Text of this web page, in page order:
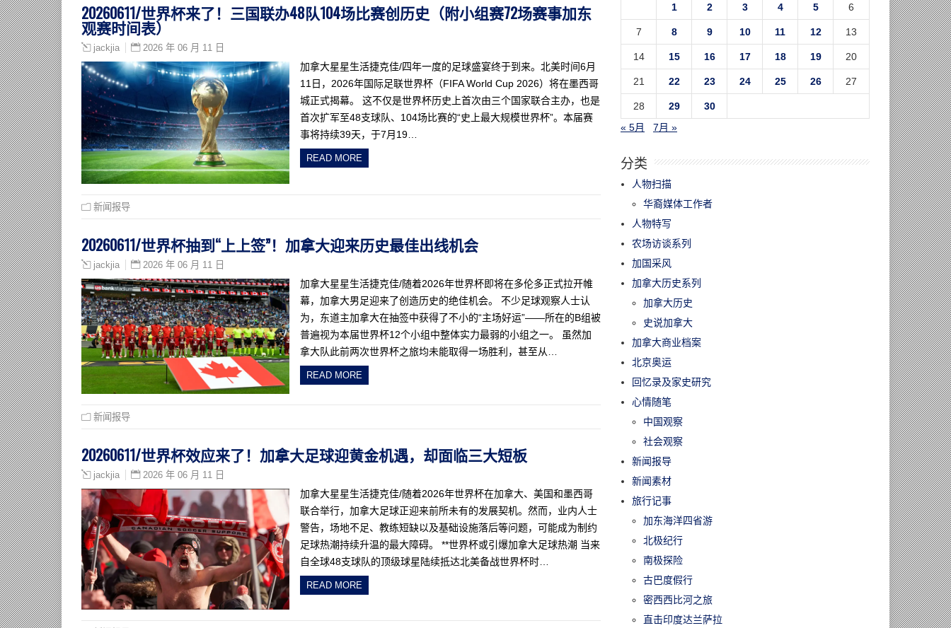
20260611/世界杯来了！三国联办48队104场比赛创历史（附小组赛72场赛事加东
观赛时间表）
jackjia 2026 年 06 月 11 日
加拿大星星生活捷克佳/四年一度的足球盛宴终于到来。北美时间6月
11日，2026年国际足联世界杯（FIFA World Cup 2026）将在墨西哥
城正式揭幕。 这不仅是世界杯历史上首次由三个国家联合主办，也是
首次扩军至48支球队、104场比赛的“史上最大规模世界杯”。本届赛
事将持续39天，于7月19…
READ MORE
新闻报导
20260611/世界杯抽到“上上签”！加拿大迎来历史最佳出线机会
jackjia 2026 年 06 月 11 日
加拿大星星生活捷克佳/随着2026年世界杯即将在多伦多正式拉开帷
幕，加拿大男足迎来了创造历史的绝佳机会。 不少足球观察人士认
为，东道主加拿大在抽签中获得了不小的“主场好运”——所在的B组被
普遍视为本届世界杯12个小组中整体实力最弱的小组之一。 虽然加
拿大队此前两次世界杯之旅均未能取得一场胜利，甚至从…
READ MORE
新闻报导
20260611/世界杯效应来了！加拿大足球迎黄金机遇，却面临三大短板
jackjia 2026 年 06 月 11 日
加拿大星星生活捷克佳/随着2026年世界杯在加拿大、美国和墨西哥
联合举行，加拿大足球正迎来前所未有的发展契机。然而，业内人士
警告，场地不足、教练短缺以及基础设施落后等问题，可能成为制约
足球热潮持续升温的最大障碍。 **世界杯或引爆加拿大足球热潮 当来
自全球48支球队的顶级球星陆续抵达北美备战世界杯时…
READ MORE
1 2 3 4 5 6
7 8 9 10 11 12 13
14 15 16 17 18 19 20
21 22 23 24 25 26 27
28 29
30
« 5月
7月 »
分类
人物扫描
华裔媒体工作者
人物特写
农场访谈系列
加国采风
加拿大历史系列
加拿大历史
史说加拿大
加拿大商业档案
北京奥运
回忆录及家史研究
心情随笔
中国观察
社会观察
新闻报导
新闻素材
旅行记事
加东海洋四省游
北极纪行
南极探险
古巴度假行
密西西比河之旅
直击印度达兰萨拉